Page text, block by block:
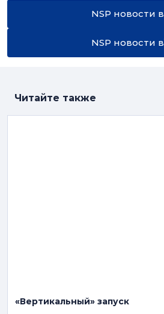
NSP новости в
NSP новости в
Читайте также
«Вертикальный» запуск